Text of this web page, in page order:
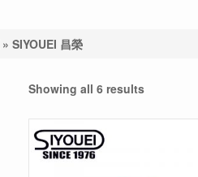
» SIYOUEI 昌榮
Showing all 6 results